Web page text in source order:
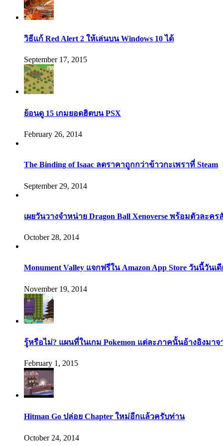
วิธีแก้ Red Alert 2 ให้เล่นบน Windows 10 ได้
September 17, 2015
ย้อนดู 15 เกมยอดฮิตบน PSX
February 26, 2014
The Binding of Isaac ลดราคาถูกกว่าข้าวกะเพราที่ Steam
September 29, 2014
เผยวันวางจำหน่าย Dragon Ball Xenoverse พร้อมตัวละค
October 28, 2014
Monument Valley แจกฟรีใน Amazon App Store วันนี้วันเดี
November 19, 2014
รู้หรือไม่? แผนที่ในเกม Pokemon แต่ละภาคนั้นอ้างอิงมา
February 1, 2015
Hitman Go ปล่อย Chapter ใหม่อีกแล้วครับท่าน
October 24, 2014